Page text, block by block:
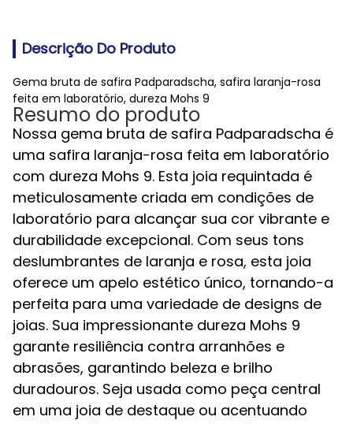
Descrição Do Produto
Gema bruta de safira Padparadscha, safira laranja-rosa
feita em laboratório, dureza Mohs 9
Resumo do produto
Nossa gema bruta de safira Padparadscha é
uma safira laranja-rosa feita em laboratório
com dureza Mohs 9. Esta joia requintada é
meticulosamente criada em condições de
laboratório para alcançar sua cor vibrante e
durabilidade excepcional. Com seus tons
deslumbrantes de laranja e rosa, esta joia
oferece um apelo estético único, tornando-a
perfeita para uma variedade de designs de
joias. Sua impressionante dureza Mohs 9
garante resiliência contra arranhões e
abrasões, garantindo beleza e brilho
duradouros. Seja usada como peça central
em uma joia de destaque ou acentuando